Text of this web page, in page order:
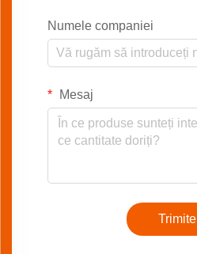
Numele companiei
Mesaj
Trimite